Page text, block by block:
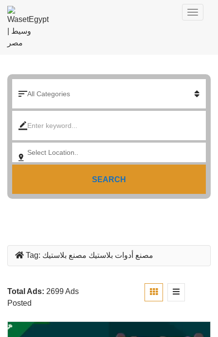
SEARCH
Tag: مصنع أدوات بلاستيك مصنع بلاستيك
Total Ads: 2699 Ads
Posted